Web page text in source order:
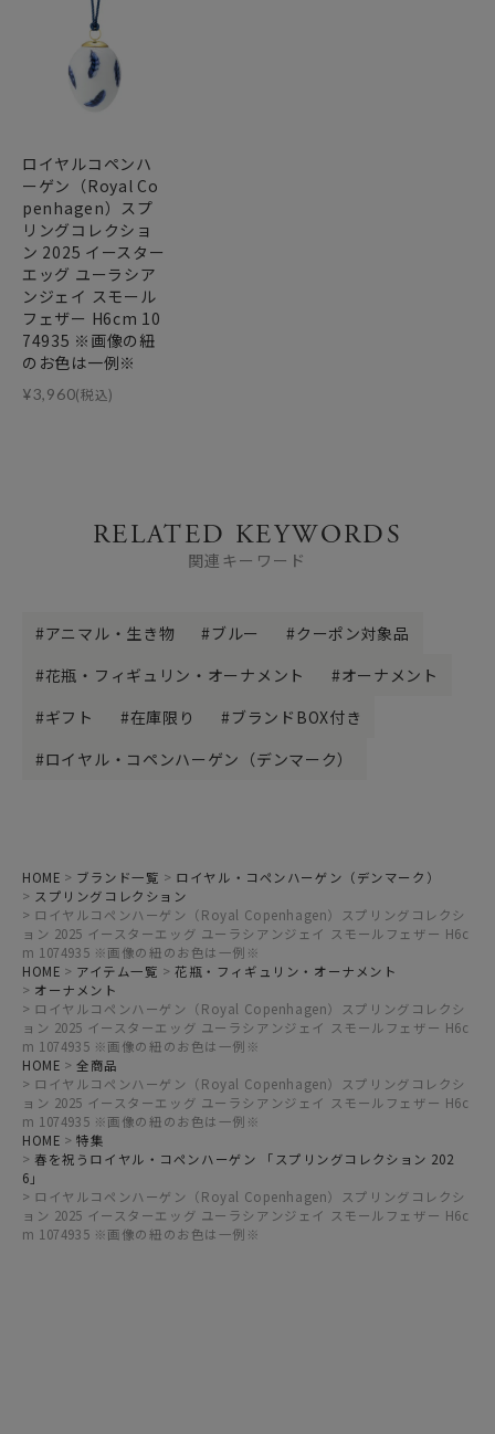
ロイヤルコペンハ
ーゲン（Royal Co
penhagen）スプ
リングコレクショ
ン 2025 イースター
エッグ ユーラシア
ンジェイ スモール
フェザー H6cm 10
74935 ※画像の紐
のお色は一例※
¥3,960(税込)
RELATED KEYWORDS
関連キーワード
アニマル・生き物 ブルー
クーポン対象品
花瓶・フィギュリン・オーナメント
オーナメント
ギフト
在庫限り
ブランドBOX付き
ロイヤル・コペンハーゲン（デンマーク）
HOME ブランド一覧
ロイヤル・コペンハーゲン（デンマーク）
スプリングコレクション
ロイヤルコペンハーゲン（Royal Copenhagen）スプリングコレクシ
ョン 2025 イースターエッグ ユーラシアンジェイ スモールフェザー H6c
m 1074935 ※画像の紐のお色は一例※
HOME
アイテム一覧
花瓶・フィギュリン・オーナメント
オーナメント
ロイヤルコペンハーゲン（Royal Copenhagen）スプリングコレクシ
ョン 2025 イースターエッグ ユーラシアンジェイ スモールフェザー H6c
m 1074935 ※画像の紐のお色は一例※
HOME
全商品
ロイヤルコペンハーゲン（Royal Copenhagen）スプリングコレクシ
ョン 2025 イースターエッグ ユーラシアンジェイ スモールフェザー H6c
m 1074935 ※画像の紐のお色は一例※
HOME
特集
春を祝うロイヤル・コペンハーゲン 「スプリングコレクション 202
6」
ロイヤルコペンハーゲン（Royal Copenhagen）スプリングコレクシ
ョン 2025 イースターエッグ ユーラシアンジェイ スモールフェザー H6c
m 1074935 ※画像の紐のお色は一例※